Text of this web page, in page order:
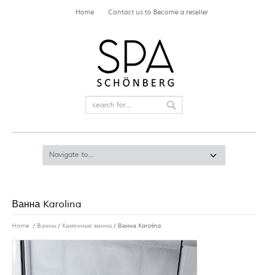
Home Contact us to Become a reseller
Ванна Karolina
Home / Bанны / Kаменные ванны / Ванна Karolina